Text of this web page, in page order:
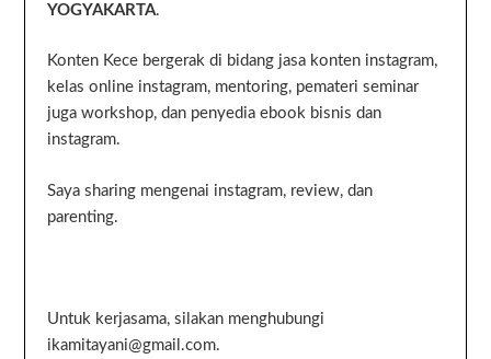
YOGYAKARTA.
Konten Kece bergerak di bidang jasa konten instagram,
kelas online instagram, mentoring, pemateri seminar
juga workshop, dan penyedia ebook bisnis dan
instagram.
Saya sharing mengenai instagram, review, dan
parenting.
Untuk kerjasama, silakan menghubungi
ikamitayani@gmail.com.